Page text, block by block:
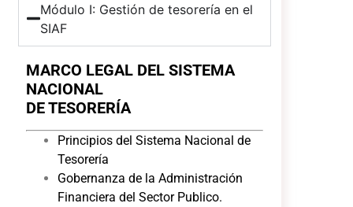
Módulo I: Gestión de tesorería en el
SIAF
MARCO LEGAL DEL SISTEMA
NACIONAL
DE TESORERÍA
Principios del Sistema Nacional de
Tesorería
Gobernanza de la Administración
Financiera del Sector Publico.